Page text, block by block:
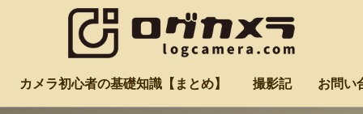
カメラ初心者の基礎知識【まとめ】 撮影記 お問い